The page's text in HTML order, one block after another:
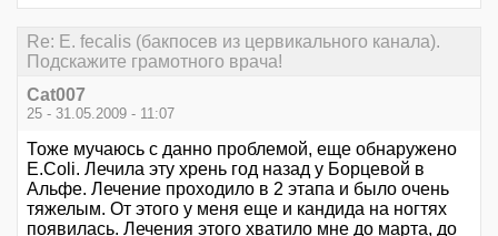
Re: E. fecalis (бакпосев из цервикального канала).
Подскажите грамотного врача!
Cat007
25 - 31.05.2009 - 11:07
Тоже мучаюсь с данно проблемой, еще обнаружено
E.Coli. Лечила эту хрень год назад у Борцевой в
Альфе. Лечение проходило в 2 этапа и было очень
тяжелым. От этого у меня еще и кандида на ногтях
появилась. Лечения этого хватило мне до марта, до